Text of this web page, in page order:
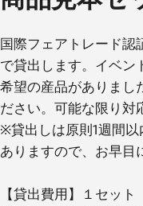
国際フェアトレード認
で貸出します。イベン
希望の産品がありまし
ださい。可能な限り対
※貸出しは原則1週間
ありますので、お早目
【貸出費用】１セッ